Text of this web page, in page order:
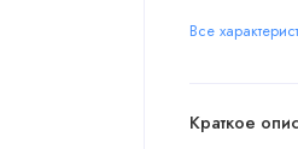
Все
Краткое